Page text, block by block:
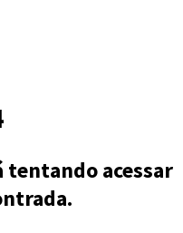
tentando acessar